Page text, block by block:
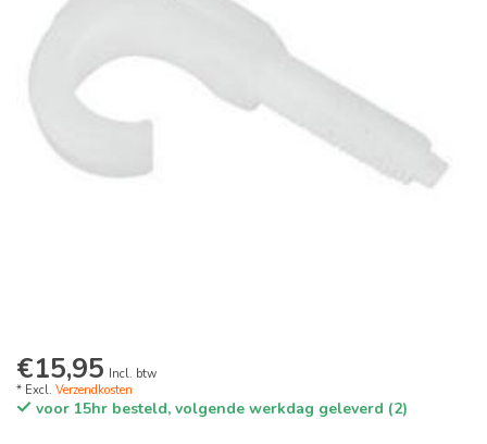
€15,95 Incl. btw
* Excl. Verzendkosten
voor 15hr besteld, volgende werkdag geleverd (2)